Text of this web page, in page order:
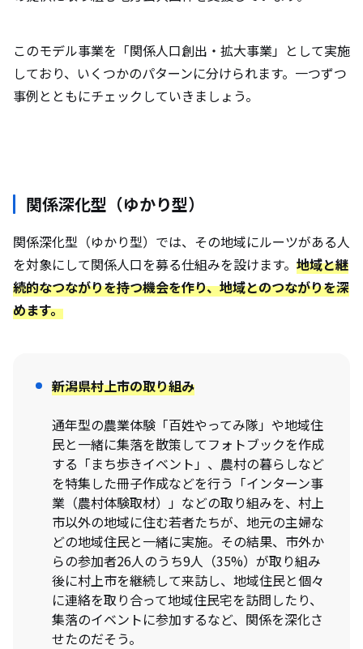
このモデル事業を「関係人口創出・拡大事業」として実施
しており、いくつかのパターンに分けられます。一つずつ
事例とともにチェックしていきましょう。
関係深化型（ゆかり型）
関係深化型（ゆかり型）では、その地域にルーツがある人
を対象にして関係人口を募る仕組みを設けます。 地域と継
続的なつながりを持つ機会を作り、地域とのつながりを深
めます。
新潟県村上市の取り組み
通年型の農業体験「百姓やってみ隊」や地域住
民と一緒に集落を散策してフォトブックを作成
する「まち歩きイベント」、農村の暮らしなど
を特集した冊子作成などを行う「インターン事
業（農村体験取材）」などの取り組みを、村上
市以外の地域に住む若者たちが、地元の主婦な
どの地域住民と一緒に実施。その結果、市外か
らの参加者26人のうち9人（35%）が取り組み
後に村上市を継続して来訪し、地域住民と個々
に連絡を取り合って地域住民宅を訪問したり、
集落のイベントに参加するなど、関係を深化さ
せたのだそう。